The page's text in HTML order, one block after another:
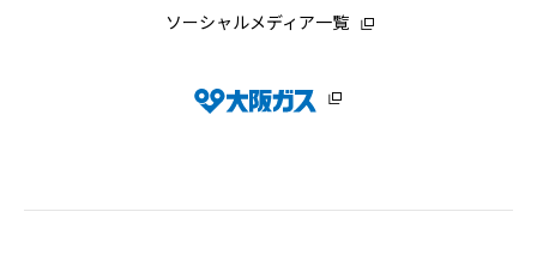
ソーシャルメディア一覧